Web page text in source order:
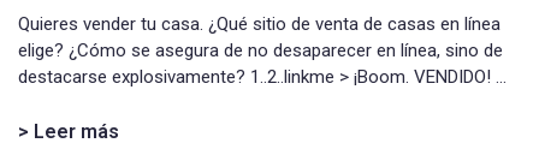
Quieres vender tu casa. ¿Qué sitio de venta de casas en línea
elige? ¿Cómo se asegura de no desaparecer en línea, sino de
destacarse explosivamente? 1..2..linkme > ¡Boom. VENDIDO! ...
> Leer más